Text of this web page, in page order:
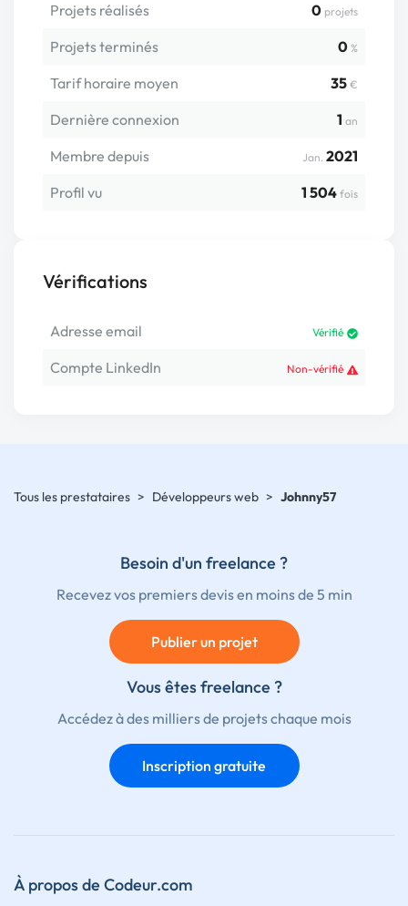
Projets réalisés 0 projets
Projets terminés 0 %
Tarif horaire moyen 35 €
Dernière connexion 1 an
Membre depuis Jan. 2021
Profil vu
1 504 fois
Vérifications
Adresse email Vérifié
Compte LinkedIn Non-vérifié
Tous les prestataires > Développeurs web > Johnny57
Besoin d'un freelance ?
Recevez vos premiers devis en moins de 5 min
Publier un projet
Vous êtes freelance ?
Accédez à des milliers de projets chaque mois
Inscription gratuite
À propos de Codeur.com